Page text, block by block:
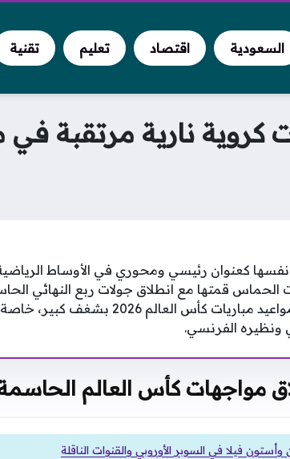
السعودية اقتصاد تعليم تقنية
كروية نارية مرتقبة
كأس العالم 2026 تفرض نفسها كعنوان رئيسي ومحوري في الأوساط
الحماس قمتها مع انطلاق جولات ربع النهائي
العاشقة لكرة القدم حول العالم تفاصيل مواعيد مباريات
ونظيره الفرنسي.
مواجهات كأس العالم
فيلا في السوبر الأوروبي والقنوات الناقلة